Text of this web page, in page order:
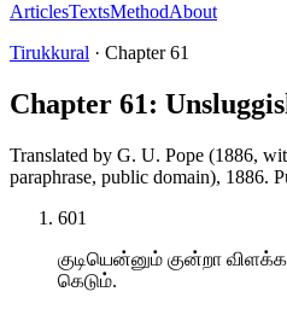
ArticlesTextsMethodAbout
Tirukkural · Chapter61
Chapter 61:
Translated by G. U. Pope (1886,
paraphrase, public domain), 1886.
601
குடியென்னும் குன்றா
கெடும்.